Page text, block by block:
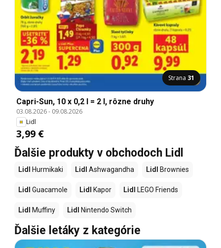
Strana 31
Capri-Sun, 10 x 0,2 l = 2 l, rôzne druhy
03.08.2026- 09.08.2026
Lidl
3,99 €
Ďalšie produkty v obchodoch Lidl
Lidl Hurmikaki Lidl Ashwagandha Lidl Brownies
Lidl Guacamole Lidl Kapor Lidl LEGO Friends
Lidl Muffiny Lidl Nintendo Switch
Ďalšie letáky z kategórie